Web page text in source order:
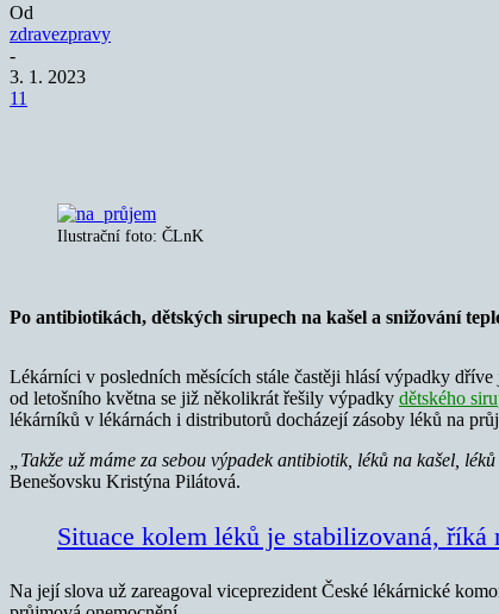
Od
zdravezpravy
-
3. 1. 2023
11
Ilustrační foto: ČLnK
Po antibiotikách, dětských sirupech na kašel a snižování
Lékárníci v posledních měsících stále častěji hlásí výpadky
od letošního května se již několikrát řešily výpadky dětského
lékárníků v lékárnách i distributorů docházejí zásoby léků na
„Takže už máme za sebou výpadek antibiotik, léků na kašel,
Benešovsku Kristýna Pilátová.
Situace kolem léků je stabilizovaná,
Na její slova už zareagoval viceprezident České lékárnické